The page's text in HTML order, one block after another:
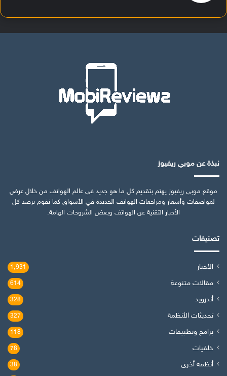
نبذة عن موبي ريفيوز
موقع موبي ريفيوز يهتم بتقديم كل ما هو جديد في عالم الهواتف من خلال عرض
لمواصفات وأسعار ومراجعات الهواتف الجديدة في الأسواق كما نقوم برصد كل
الأخبار التقنية عن الهواتف وبعض الشروحات الهامة.
تصنيفات
الأخبار 1٬931
مقالات متنوعة 614
أندرويد 328
تحديثات الأنظمة 327
برامج وتطبيقات 118
خلفيات 78
أنظمة أخرى 38